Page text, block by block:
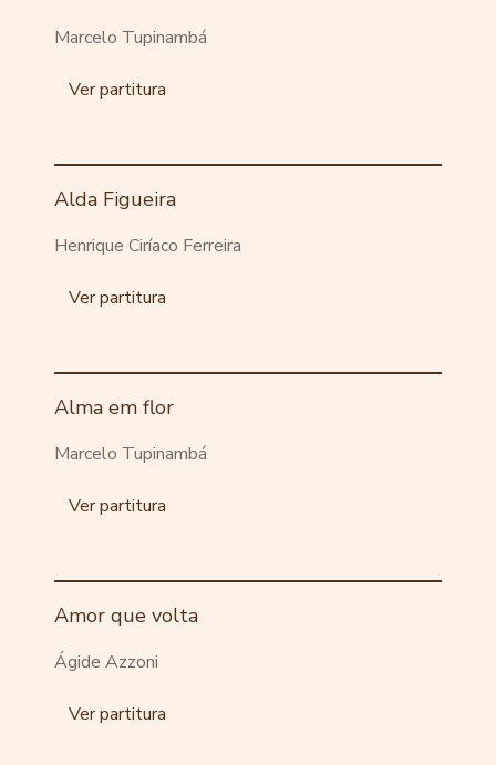
Marcelo Tupinambá
Ver partitura
Alda Figueira
Henrique Ciríaco Ferreira
Ver partitura
Alma em flor
Marcelo Tupinambá
Ver partitura
Amor que volta
Ágide Azzoni
Ver partitura